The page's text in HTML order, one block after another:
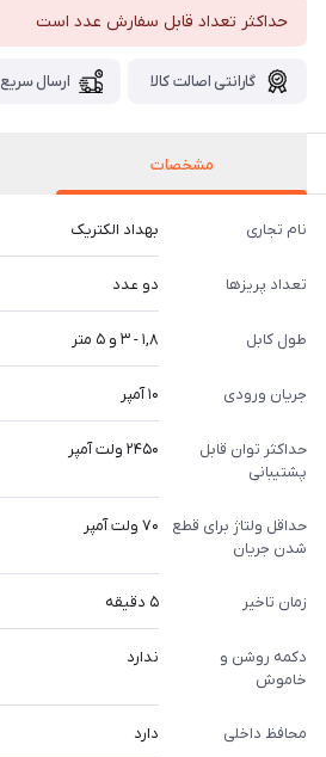
حداکثر تعداد قابل سفارش عدد است
گارانتی اصالت کالا ارسال سریع
مشخصات
نام تجاری بهداد الکتریک
تعداد پریزها دو عدد
طول کابل 1,8 - 3 و 5 متر
جریان ورودی 10 آمپر
حداکثر توان قابل
پشتیبانی
2450 ولت آمپر
حداقل ولتاژ برای قطع
شدن جریان
70 ولت آمپر
زمان تاخیر 5 دقیقه
دکمه روشن و
خاموش
ندارد
محافظ داخلی دارد